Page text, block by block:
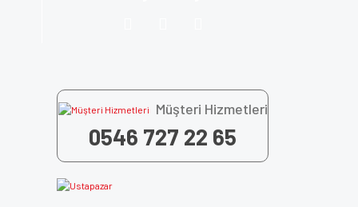
Müşteri Hizmetleri
0546 727 22 65